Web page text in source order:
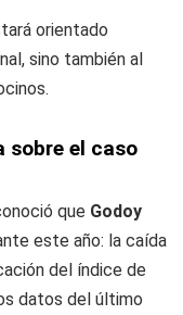
orientado
sino también al
sobre el caso
que Godoy
este año: la caída
del índice de
datos del último